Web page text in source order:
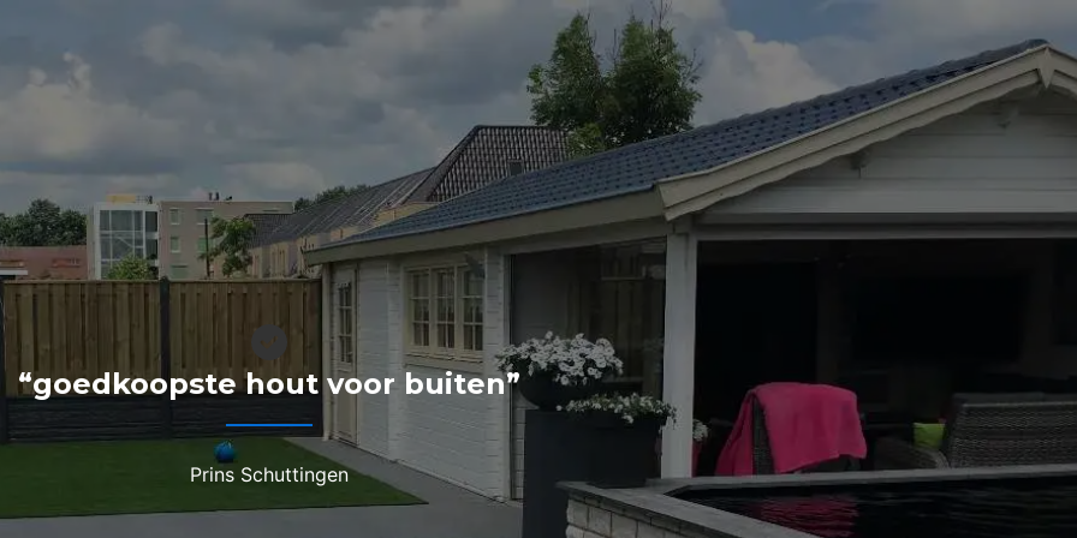
“goedkoopste hout voor buiten”
Prins Schuttingen